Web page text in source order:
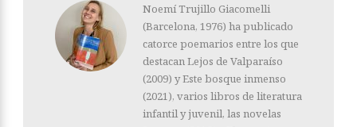
Noemí Trujillo Giacomelli
(Barcelona, 1976) ha publicado
catorce poemarios entre los que
destacan Lejos de Valparaíso
(2009) y Este bosque inmenso
(2021), varios libros de literatura
infantil y juvenil, las novelas